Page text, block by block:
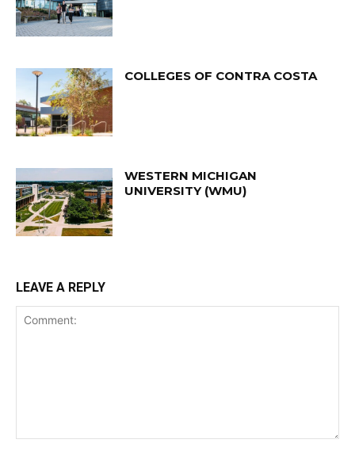
COLLEGES OF CONTRA COSTA
WESTERN MICHIGAN
UNIVERSITY (WMU)
LEAVE A REPLY